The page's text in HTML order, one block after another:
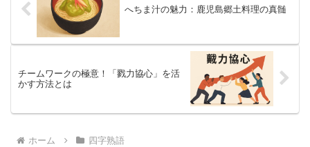
へちま汁の魅力：鹿児島郷土料理の真髄
チームワークの極意！「戮力協心」を活
かす方法とは
ホーム 四字熟語